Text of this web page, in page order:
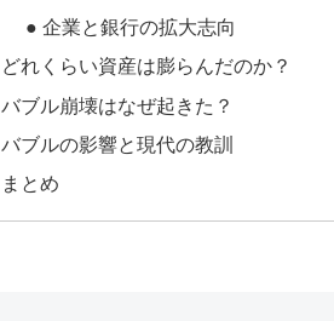
● 企業と銀行の拡大志向
どれくらい資産は膨らんだのか？
バブル崩壊はなぜ起きた？
バブルの影響と現代の教訓
まとめ